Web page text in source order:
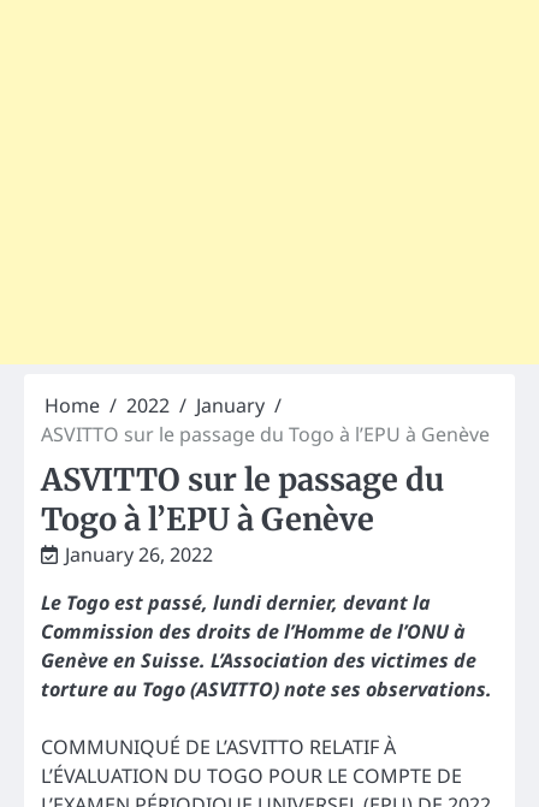
Home 2022
January
ASVITTO sur le passage du Togo à l’EPU à Genève
ASVITTO sur le passage du
Togo à l’EPU à Genève
January 26, 2022
Le Togo est passé, lundi dernier, devant la
Commission des droits de l’Homme de l’ONU à
Genève en Suisse. L’Association des victimes de
torture au Togo (ASVITTO) note ses observations.
COMMUNIQUÉ DE L’ASVITTO RELATIF À
L’ÉVALUATION DU TOGO POUR LE COMPTE DE